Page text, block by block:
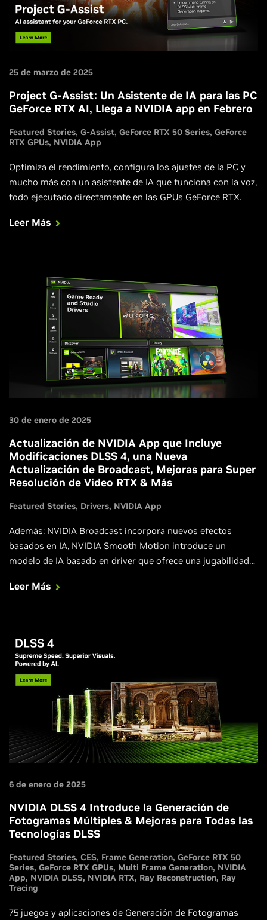
25 de marzo de 2025
Project G-Assist: Un Asistente de IA para las PC
GeForce RTX AI, Llega a NVIDIA app en Febrero
Featured Stories G-Assist GeForce RTX 50 Series GeForce
RTX GPUs NVIDIA App
Optimiza el rendimiento, configura los ajustes de la PC y
mucho más con un asistente de IA que funciona con la voz,
todo ejecutado directamente en las GPUs GeForce RTX.
Leer Más
30 de enero de 2025
Actualización de NVIDIA App que Incluye
Modificaciones DLSS 4, una Nueva
Actualización de Broadcast, Mejoras para Super
Resolución de Video RTX & Más
Featured Stories Drivers NVIDIA App
Además: NVIDIA Broadcast incorpora nuevos efectos
basados en IA, NVIDIA Smooth Motion introduce un
modelo de IA basado en driver que ofrece una jugabilidad
adicional entre dos fotogramas renderizados, y ahora están
Leer Más
6 de enero de 2025
NVIDIA DLSS 4 Introduce la Generación de
Fotogramas Múltiples & Mejoras para Todas las
Tecnologías DLSS
Featured Stories CES Frame Generation GeForce RTX 50
Series GeForce RTX GPUs Multi Frame Generation NVIDIA
App NVIDIA DLSS NVIDIA RTX Ray Reconstruction Ray
Tracing
75 juegos y aplicaciones de Generación de Fotogramas